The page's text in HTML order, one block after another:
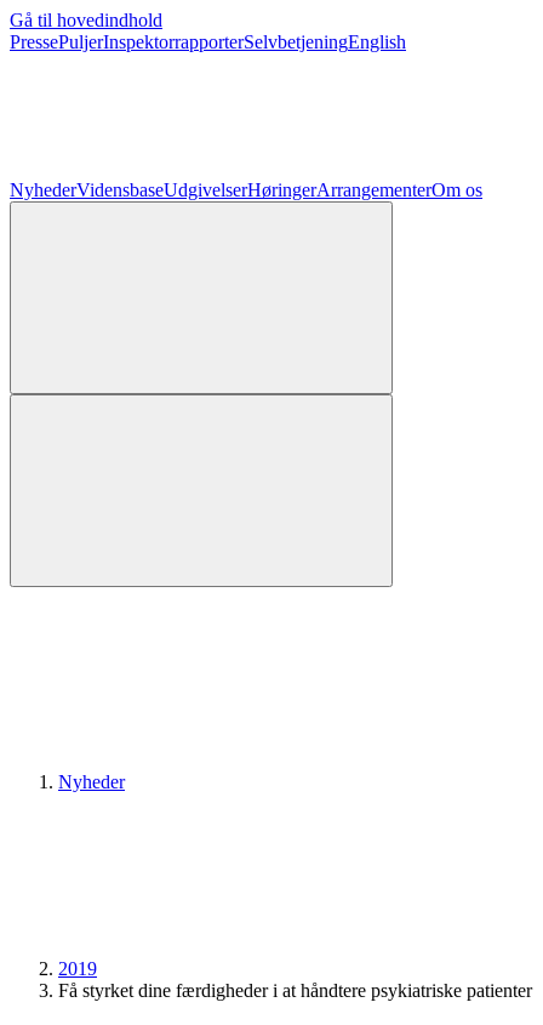
Gå til hovedindhold
PressePuljerInspektorrapporterSelvbetjeningEnglish
NyhederVidensbaseUdgivelserHøringerArrangementerOm os
Nyheder
2019
Få styrket dine færdigheder i at håndtere psykiatriske patienter